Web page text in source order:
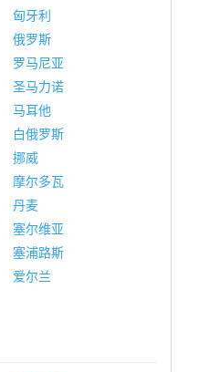
匈牙利
俄罗斯
罗马尼亚
圣马力诺
马耳他
白俄罗斯
挪威
摩尔多瓦
丹麦
塞尔维亚
塞浦路斯
爱尔兰